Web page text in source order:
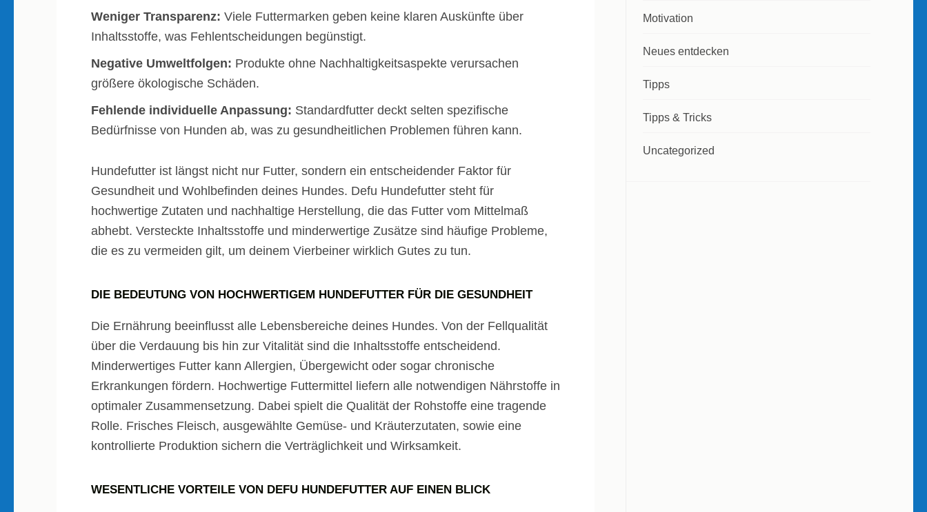
Weniger Transparenz: Viele Futtermarken geben keine klaren Auskünfte über
Inhaltsstoffe, was Fehlentscheidungen begünstigt.
Negative Umweltfolgen: Produkte ohne Nachhaltigkeitsaspekte verursachen
größere ökologische Schäden.
Fehlende individuelle Anpassung: Standardfutter deckt selten spezifische
Bedürfnisse von Hunden ab, was zu gesundheitlichen Problemen führen kann.
Hundefutter ist längst nicht nur Futter, sondern ein entscheidender Faktor für
Gesundheit und Wohlbefinden deines Hundes. Defu Hundefutter steht für
hochwertige Zutaten und nachhaltige Herstellung, die das Futter vom Mittelmaß
abhebt. Versteckte Inhaltsstoffe und minderwertige Zusätze sind häufige Probleme,
die es zu vermeiden gilt, um deinem Vierbeiner wirklich Gutes zu tun.
DIE BEDEUTUNG VON HOCHWERTIGEM HUNDEFUTTER FÜR DIE GESUNDHEIT
Die Ernährung beeinflusst alle Lebensbereiche deines Hundes. Von der Fellqualität
über die Verdauung bis hin zur Vitalität sind die Inhaltsstoffe entscheidend.
Minderwertiges Futter kann Allergien, Übergewicht oder sogar chronische
Erkrankungen fördern. Hochwertige Futtermittel liefern alle notwendigen Nährstoffe in
optimaler Zusammensetzung. Dabei spielt die Qualität der Rohstoffe eine tragende
Rolle. Frisches Fleisch, ausgewählte Gemüse- und Kräuterzutaten, sowie eine
kontrollierte Produktion sichern die Verträglichkeit und Wirksamkeit.
WESENTLICHE VORTEILE VON DEFU HUNDEFUTTER AUF EINEN BLICK
Motivation
Neues entdecken
Tipps
Tipps & Tricks
Uncategorized